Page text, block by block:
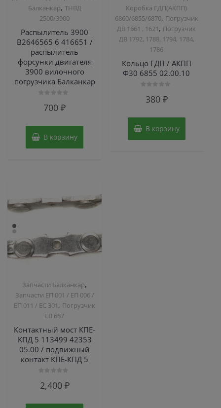
Балканкар, ТНВД
2500/3900
Распылитель 3900
B2646565 6 416651 /
распылитель
форсунки двигателя
3900 вилочного
погрузчика Балканкар
700₽
В корзину
Коробка ГДП(АКПП)
6860/6855/6870, Погрузчик
ДВ 1661 , 1621, Погрузчик
ДВ 1792, 1788, 1794, 1784,
1786
Кольцо ГДП / АКПП
Ф30 6855 02.00.10
380 ₽
В корзину
Запчасти Балканкар,
Запчасти ЕП 001 / ЕП 006 /
ЕП 011 / ЕС 301, Погрузчик
ЕВ 687
Контактный мост КПЕ-
КПД 5 113499 42353
05.00 / подвижный
контакт КПЕ-КПД 5
02,400 ₽